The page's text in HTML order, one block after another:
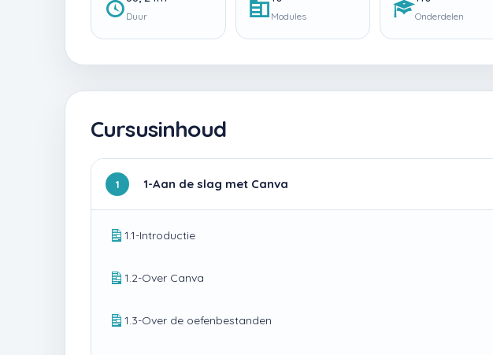
Duur Modules Onderdelen
Cursusinhoud
1 1-Aan de slag met Canva
1.1-Introductie
1.2-Over Canva
1.3-Over de oefenbestanden